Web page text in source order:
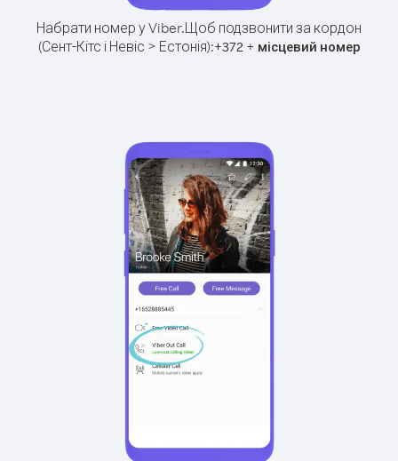
Набрати номер у Viber.Щоб подзвонити за кордон
(Сент-Кітс і Невіс > Естонія):+372+ місцевий номер